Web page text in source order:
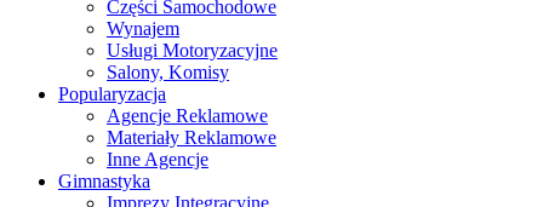
Części Samochodowe
Wynajem
Usługi Motoryzacyjne
Salony, Komisy
Popularyzacja
Agencje Reklamowe
Materiały Reklamowe
Inne Agencje
Gimnastyka
Imprezy Integracyjne